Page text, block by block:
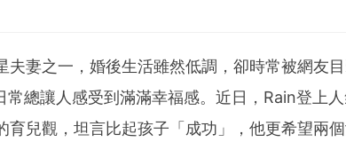
夫妻之一，婚後生活雖然低調，卻時常被網友
總讓人感受到滿滿幸福感。近日，Rain登上
育兒觀，坦言比起孩子「成功」，他更希望兩